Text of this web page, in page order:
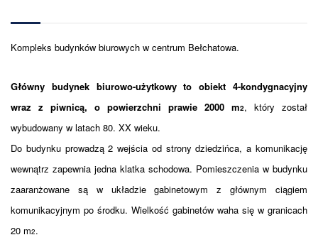
Kompleks budynków biurowych w centrum Bełchatowa.
Główny budynek biurowo-użytkowy to obiekt 4-kondygnacyjny
wraz z piwnicą, o powierzchni prawie 2000 m2, który został
wybudowany w latach 80. XX wieku.
Do budynku prowadzą 2 wejścia od strony dziedzińca, a komunikację
wewnątrz zapewnia jedna klatka schodowa. Pomieszczenia w budynku
zaaranżowane są w układzie gabinetowym z głównym ciągiem
komunikacyjnym po środku. Wielkość gabinetów waha się w granicach
20 m2.